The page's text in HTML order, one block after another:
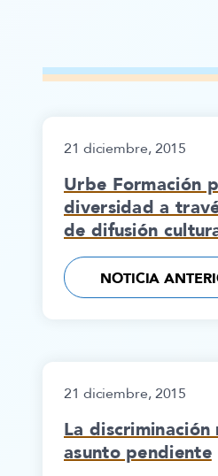
21 diciembre, 2015
Urbe Formación
diversidad a
de difusión
NOTICIA
21 diciembre, 2015
La discriminación
asunto pendiente